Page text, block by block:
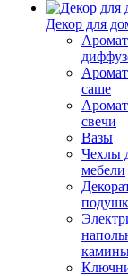
Декор для
саше
свечи
Вазы
Чехлы
мебели